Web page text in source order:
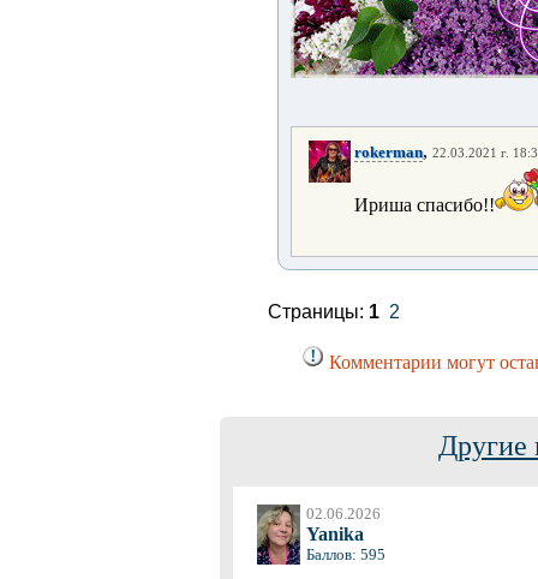
rokerman, 22.03.2021 г.
Ириша спасибо!!
Страницы: 1 2
Комментарии могут
Другие
02.06.2026
Yanika
Баллов: 595